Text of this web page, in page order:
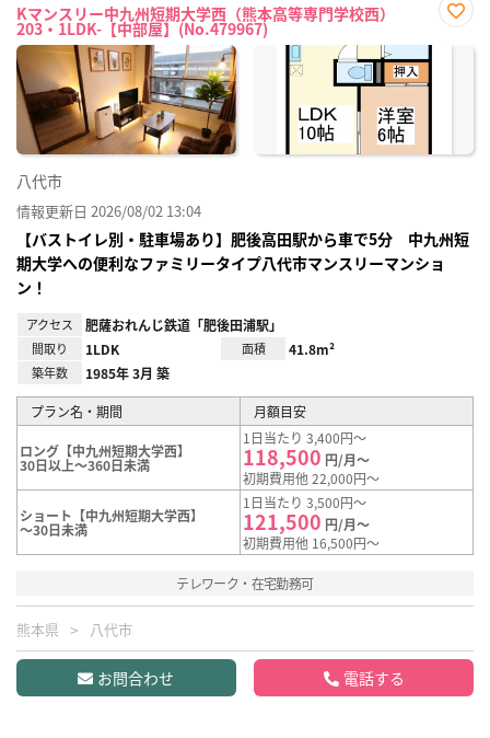
Kマンスリー中九州短期大学西（熊本高等専門学校西）
203・1LDK-【中部屋】(No.479967)
に入
八代市
情報更新日 2026/08/02 13:04
【バストイレ別・駐車場あり】肥後高田駅から車で5分 中九州短
期大学への便利なファミリータイプ八代市マンスリーマンショ
ン！
アクセス 肥薩おれんじ鉄道「肥後田浦駅」
間取り 1LDK 面積 41.8m²
築年数 1985年 3月 築
プラン名・期間 月額目安
ロング【中九州短期大学西】
30日以上～360日未満
1日当たり 3,400円～
118,500 円/月～
初期費用他 22,000円～
ショート【中九州短期大学西】
～30日未満
1日当たり 3,500円～
121,500 円/月～
初期費用他 16,500円～
テレワーク・在宅勤務可
熊本県 八代市
お問合わせ 電話する